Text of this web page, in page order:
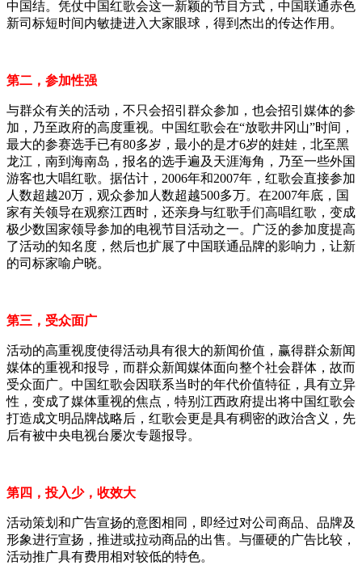
中国结。凭仗中国红歌会这一新颖的节目方式，中国联通赤色
新司标短时间内敏捷进入大家眼球，得到杰出的传达作用。
第二，参加性强
与群众有关的活动，不只会招引群众参加，也会招引媒体的参
加，乃至政府的高度重视。中国红歌会在“放歌井冈山”时间，
最大的参赛选手已有80多岁，最小的是才6岁的娃娃，北至黑
龙江，南到海南岛，报名的选手遍及天涯海角，乃至一些外国
游客也大唱红歌。据估计，2006年和2007年，红歌会直接参加
人数超越20万，观众参加人数超越500多万。在2007年底，国
家有关领导在观察江西时，还亲身与红歌手们高唱红歌，变成
极少数国家领导参加的电视节目活动之一。广泛的参加度提高
了活动的知名度，然后也扩展了中国联通品牌的影响力，让新
的司标家喻户晓。
第三，受众面广
活动的高重视度使得活动具有很大的新闻价值，赢得群众新闻
媒体的重视和报导，而群众新闻媒体面向整个社会群体，故而
受众面广。中国红歌会因联系当时的年代价值特征，具有立异
性，变成了媒体重视的焦点，特别江西政府提出将中国红歌会
打造成文明品牌战略后，红歌会更是具有稠密的政治含义，先
后有被中央电视台屡次专题报导。
第四，投入少，收效大
活动策划和广告宣扬的意图相同，即经过对公司商品、品牌及
形象进行宣扬，推进或拉动商品的出售。与僵硬的广告比较，
活动推广具有费用相对较低的特色。